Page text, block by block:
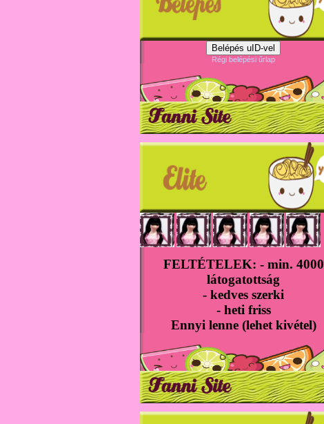
Belépés uID-vel
Régi belépési űrlap
FELTÉTELEK: - min. 4000
látogatottság
- kedves szerki
- heti friss
Ennyi lenne (lehet kivétel)